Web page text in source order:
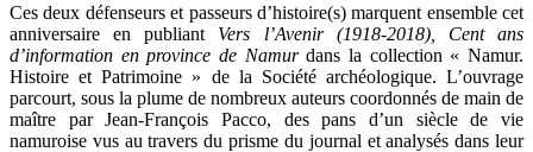
Ces deux défenseurs et passeurs d’histoire(s) marquent ensemble cet
anniversaire en publiant Vers l’Avenir (1918-2018), Cent ans
d’information en province de Namurdans la collection « Namur.
Histoire et Patrimoine » de la Société archéologique. L’ouvrage
parcourt, sous la plume de nombreux auteurs coordonnés de main de
maître par Jean-François Pacco, des pans d’un siècle de vie
namuroise vus au travers du prisme du journal et analysés dans leur